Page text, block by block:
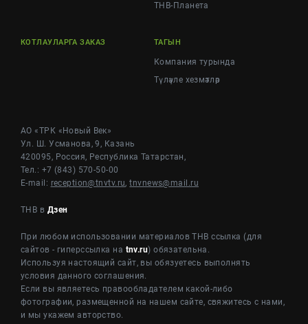
ТНВ-Планета
КОТЛАУЛАРГА ЗАКАЗ ТАГЫН
Компания турында
Түләүле хезмәтләр
АО «ТРК «Новый Век»
Ул. Ш. Усманова, 9, Казань
420095, Россия, Республика Татарстан,
Тел.: +7 (843) 570-50-00
E-mail: reception@tnvtv.ru,tnvnews@mail.ru
ТНВ в Дзен
При любом использовании материалов ТНВ ссылка (для
сайтов - гиперссылка на tnv.ru) обязательна.
Используя настоящий сайт, вы обязуетесь выполнять
условия данного соглашения.
Если вы являетесь правообладателем какой-либо
фотографии, размещенной на нашем сайте, свяжитесь с нами,
и мы укажем авторство.